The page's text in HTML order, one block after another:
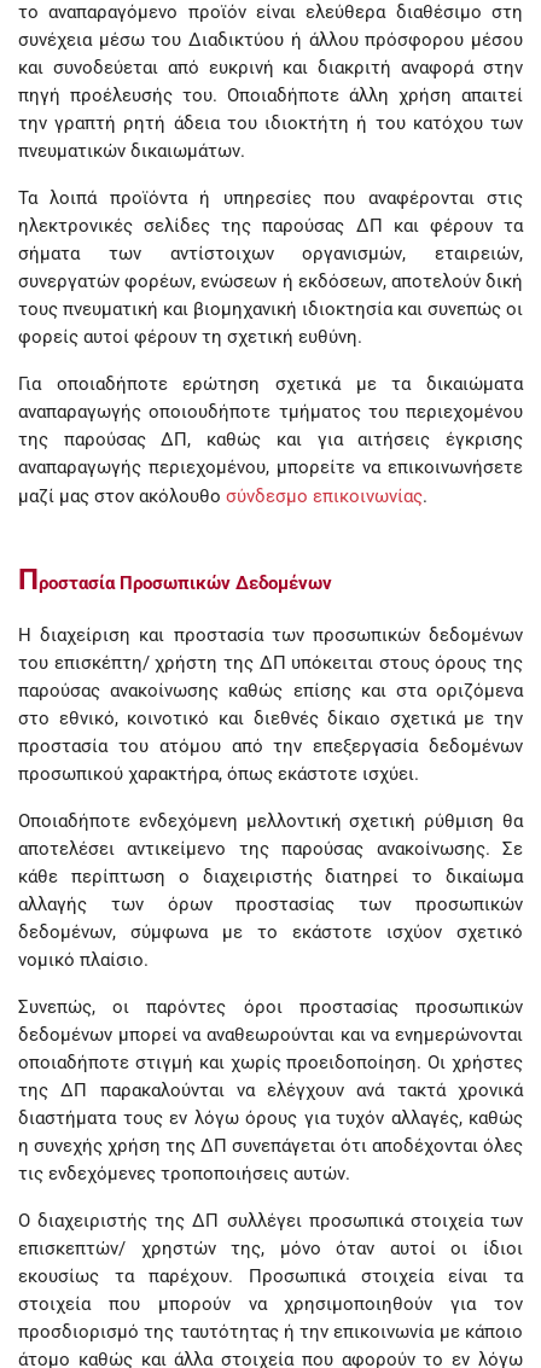
το αναπαραγόμενο προϊόν είναι ελεύθερα διαθέσιμο στη
συνέχεια μέσω του Διαδικτύου ή άλλου πρόσφορου μέσου
και συνοδεύεται από ευκρινή και διακριτή αναφορά στην
πηγή προέλευσής του. Οποιαδήποτε άλλη χρήση απαιτεί
την γραπτή ρητή άδεια του ιδιοκτήτη ή του κατόχου των
πνευματικών δικαιωμάτων.
Τα λοιπά προϊόντα ή υπηρεσίες που αναφέρονται στις
ηλεκτρονικές σελίδες της παρούσας ΔΠ και φέρουν τα
σήματα των αντίστοιχων οργανισμών, εταιρειών,
συνεργατών φορέων, ενώσεων ή εκδόσεων, αποτελούν δική
τους πνευματική και βιομηχανική ιδιοκτησία και συνεπώς οι
φορείς αυτοί φέρουν τη σχετική ευθύνη.
Για οποιαδήποτε ερώτηση σχετικά με τα δικαιώματα
αναπαραγωγής οποιουδήποτε τμήματος του περιεχομένου
της παρούσας ΔΠ, καθώς και για αιτήσεις έγκρισης
αναπαραγωγής περιεχομένου, μπορείτε να επικοινωνήσετε
μαζί μας στον ακόλουθο σύνδεσμο επικοινωνίας.
Προστασία Προσωπικών Δεδομένων
Η διαχείριση και προστασία των προσωπικών δεδομένων
του επισκέπτη/ χρήστη της ΔΠ υπόκειται στους όρους της
παρούσας ανακοίνωσης καθώς επίσης και στα οριζόμενα
στο εθνικό, κοινοτικό και διεθνές δίκαιο σχετικά με την
προστασία του ατόμου από την επεξεργασία δεδομένων
προσωπικού χαρακτήρα, όπως εκάστοτε ισχύει.
Οποιαδήποτε ενδεχόμενη μελλοντική σχετική ρύθμιση θα
αποτελέσει αντικείμενο της παρούσας ανακοίνωσης. Σε
κάθε περίπτωση ο διαχειριστής διατηρεί το δικαίωμα
αλλαγής των όρων προστασίας των προσωπικών
δεδομένων, σύμφωνα με το εκάστοτε ισχύον σχετικό
νομικό πλαίσιο.
Συνεπώς, οι παρόντες όροι προστασίας προσωπικών
δεδομένων μπορεί να αναθεωρούνται και να ενημερώνονται
οποιαδήποτε στιγμή και χωρίς προειδοποίηση. Οι χρήστες
της ΔΠ παρακαλούνται να ελέγχουν ανά τακτά χρονικά
διαστήματα τους εν λόγω όρους για τυχόν αλλαγές, καθώς
η συνεχής χρήση της ΔΠ συνεπάγεται ότι αποδέχονται όλες
τις ενδεχόμενες τροποποιήσεις αυτών.
Ο διαχειριστής της ΔΠ συλλέγει προσωπικά στοιχεία των
επισκεπτών/ χρηστών της, μόνο όταν αυτοί οι ίδιοι
εκουσίως τα παρέχουν. Προσωπικά στοιχεία είναι τα
στοιχεία που μπορούν να χρησιμοποιηθούν για τον
προσδιορισμό της ταυτότητας ή την επικοινωνία με κάποιο
άτομο καθώς και άλλα στοιχεία που αφορούν το εν λόγω